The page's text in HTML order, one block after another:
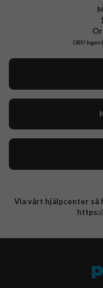
OBS!Ingen
Integritetspolicy
Via vårt hjälpcenter så